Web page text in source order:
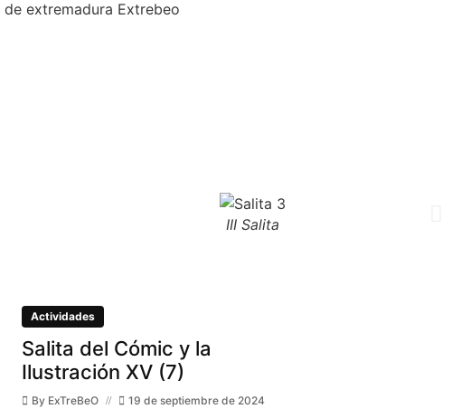
III Salita
Actividades
Salita del Cómic y la
Ilustración XV (7)
By ExTreBeO 19 de septiembre de 2024